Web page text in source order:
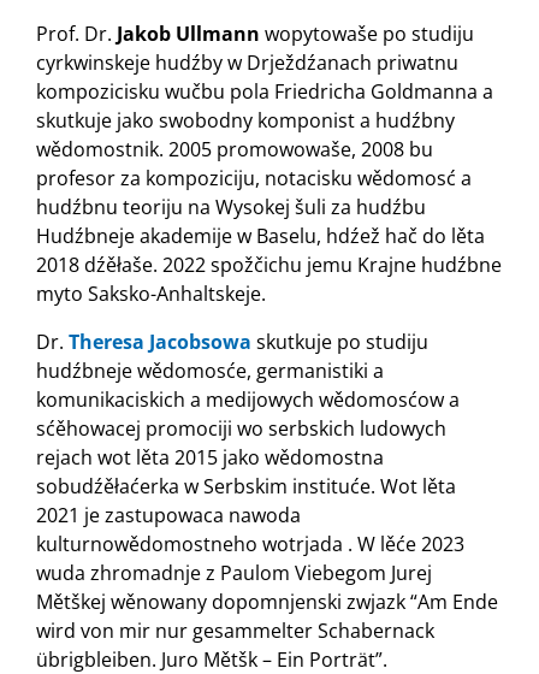
Prof. Dr. Jakob Ullmann wopytowaše po studiju
cyrkwinskeje hudźby w Drježdźanach priwatnu
kompozicisku wučbu pola Friedricha Goldmanna a
skutkuje jako swobodny komponist a hudźbny
wědomostnik. 2005 promowowaše, 2008 bu
profesor za kompoziciju, notacisku wědomosć a
hudźbnu teoriju na Wysokej šuli za hudźbu
Hudźbneje akademije w Baselu, hdźež hač do lěta
2018 dźěłaše. 2022 spožčichu jemu Krajne hudźbne
myto Saksko-Anhaltskeje.
Dr. Theresa Jacobsowa skutkuje po studiju
hudźbneje wědomosće, germanistiki a
komunikaciskich a medijowych wědomosćow a
sćěhowacej promociji wo serbskich ludowych
rejach wot lěta 2015 jako wědomostna
sobudźěłaćerka w Serbskim instituće. Wot lěta
2021 je zastupowaca nawoda
kulturnowědomostneho wotrjada . W lěće 2023
wuda zhromadnje z Paulom Viebegom Jurej
Mětškej wěnowany dopomnjenski zwjazk “Am Ende
wird von mir nur gesammelter Schabernack
übrigbleiben. Juro Mětšk – Ein Porträt”.